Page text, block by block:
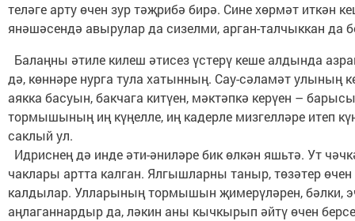
теләге арту өчен зур тәҗрибә бирә. Сине хөрмәт иткән
янәшәсендә авырулар да сизелми, арган-талчыккан да
Балаңны әтиле килеш әтисез үстерү кеше алдында
дә, көннәре нурга тула хатынның. Сау-сәламәт улының
аякка басуын, бакчага китүен, мәктәпкә керүен –
тормышының иң күңелле, иң кадерле мизгелләре итеп
саклый ул.
Идриснең дә инде әти-әниләре бик өлкән яшьтә. Ут
чаклары артта калган. Ялгышларны таныр, төзәтер өчен
калдылар. Улларының тормышын җимерүләрен, бәлки,
аңлаганнардыр да, ләкин аны кычкырып әйтү өчен